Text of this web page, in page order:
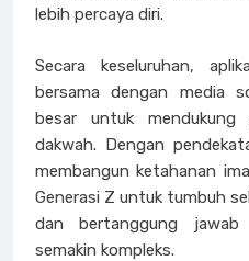
lebih percaya diri.
Secara keseluruhan,
bersama dengan media
besar untuk mendukung
dakwah. Dengan
membangun ketahanan
Generasi Z untuk tumbuh
dan bertanggung jawab
semakin kompleks.